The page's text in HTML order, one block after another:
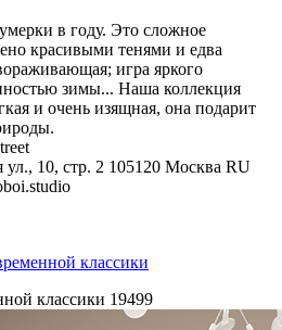
в году. Это сложное
красивыми тенями и едва
игра яркого
зимы... Наша коллекция
и очень изящная, она подарит
10, стр. 2 105120 Москва RU
классики
классики 19499